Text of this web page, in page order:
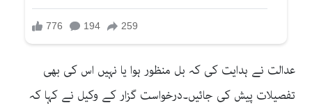
عدالت نے ہدایت کی کہ بل منظور ہوا یا نہیں اس کی بھی
تفصیلات پیش کی جائیں۔درخواست گزار کے وکیل نے کہا کہ